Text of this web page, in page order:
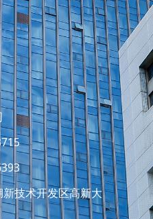
新技术开发区高新大